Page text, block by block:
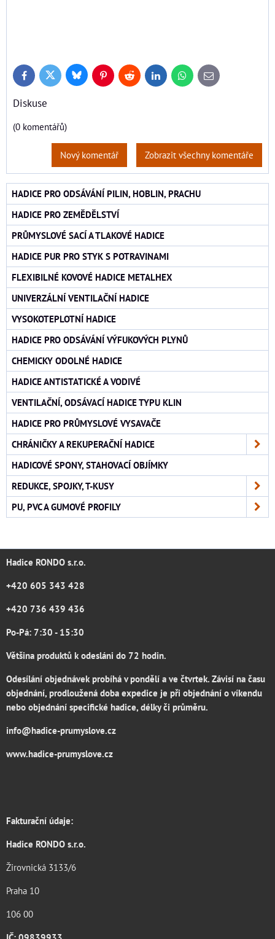
FacebookTwitter BlueskyPinterestReddit LinkedInWhatsApp
E-
mail
Diskuse
(0 komentářů)
Zobrazit všechny komentáře
Nový komentář
HADICE PRO ODSÁVÁNÍ PILIN, HOBLIN, PRACHU
HADICE PRO ZEMĚDĚLSTVÍ
PRŮMYSLOVÉ SACÍ A TLAKOVÉ HADICE
HADICE PUR PRO STYK S POTRAVINAMI
FLEXIBILNÉ KOVOVÉ HADICE METALHEX
UNIVERZÁLNÍ VENTILAČNÍ HADICE
VYSOKOTEPLOTNÍ HADICE
HADICE PRO ODSÁVÁNÍ VÝFUKOVÝCH PLYNŮ
CHEMICKY ODOLNÉ HADICE
HADICE ANTISTATICKÉ A VODIVÉ
VENTILAČNÍ, ODSÁVACÍ HADICE TYPU KLIN
HADICE PRO PRŮMYSLOVÉ VYSAVAČE
CHRÁNIČKY A REKUPERAČNÍ HADICE
HADICOVÉ SPONY, STAHOVACÍ OBJÍMKY
REDUKCE, SPOJKY, T-KUSY
PU, PVC A GUMOVÉ PROFILY
Hadice RONDO s.r.o.
+420 605 343 428
+420 736 439 436
Po-Pá: 7:30 - 15:30
Většina produktů k odesláni do 72 hodin.
Odesílání objednávek probíhá v pondělí a ve čtvrtek. Závisí na času
objednání, prodloužená doba expedice je při objednání o víkendu
nebo objednání specifické hadice, délky či průměru.
info@hadice-prumyslove.cz
www.hadice-prumyslove.cz
Fakturační údaje:
Hadice RONDO s.r.o.
Žirovnická 3133/6
Praha 10
106 00